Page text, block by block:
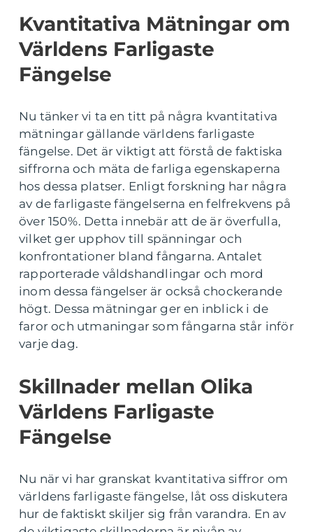
Kvantitativa Mätningar om
Världens Farligaste
Fängelse
Nu tänker vi ta en titt på några kvantitativa
mätningar gällande världens farligaste
fängelse. Det är viktigt att förstå de faktiska
siffrorna och mäta de farliga egenskaperna
hos dessa platser. Enligt forskning har några
av de farligaste fängelserna en felfrekvens på
över 150%. Detta innebär att de är överfulla,
vilket ger upphov till spänningar och
konfrontationer bland fångarna. Antalet
rapporterade våldshandlingar och mord
inom dessa fängelser är också chockerande
högt. Dessa mätningar ger en inblick i de
faror och utmaningar som fångarna står inför
varje dag.
Skillnader mellan Olika
Världens Farligaste
Fängelse
Nu när vi har granskat kvantitativa siffror om
världens farligaste fängelse, låt oss diskutera
hur de faktiskt skiljer sig från varandra. En av